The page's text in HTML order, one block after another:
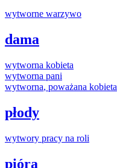
wytworne warzywo
dama
wytworna kobieta
wytworna pani
wytworna, poważana kobieta
płody
wytwory pracy na roli
pióra